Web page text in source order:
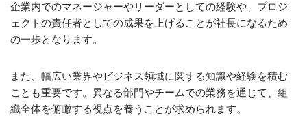
企業内でのマネージャーやリーダーとしての経験や、プロジ
ェクトの責任者としての成果を上げることが社長になるため
の一歩となります。
また、幅広い業界やビジネス領域に関する知識や経験を積む
ことも重要です。異なる部門やチームでの業務を通じて、組
織全体を俯瞰する視点を養うことが求められます。